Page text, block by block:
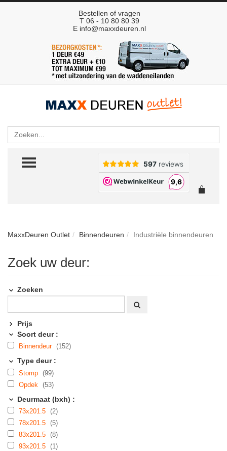
Bestellen of vragen
T 06 - 10 80 80 39
E info@maxxdeuren.nl
Zoeken
TOGGLE MENU
MaxxDeuren Outlet Binnendeuren Industriële binnendeuren
Zoek uw deur:
Zoeken
Prijs
Soort deur :
Binnendeur (152)
Type deur :
Stomp (99)
Opdek
(53)
Deurmaat (bxh) :
73x201.5 (2)
78x201.5 (5)
83x201.5 (8)
93x201.5 (1)